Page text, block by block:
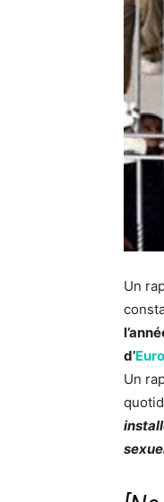
Un
d’
Un